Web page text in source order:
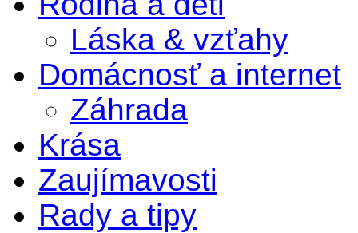
Láska & vzťahy
Domácnosť a internet
Záhrada
Krása
Zaujímavosti
Rady a tipy